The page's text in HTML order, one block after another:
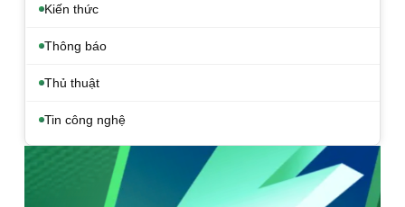
Kiến thức
Thông báo
Thủ thuật
Tin công nghệ